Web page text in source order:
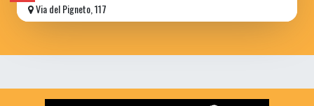
Via del Pigneto, 117